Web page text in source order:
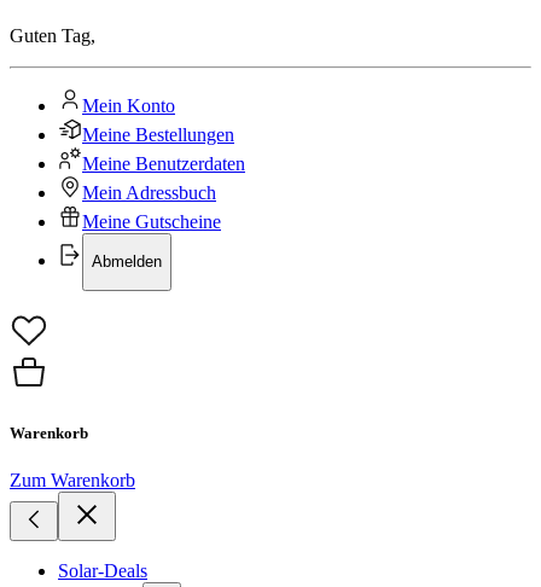
Guten Tag,
Mein Konto
Meine Bestellungen
Meine Benutzerdaten
Mein Adressbuch
Meine Gutscheine
Abmelden
Warenkorb
Zum Warenkorb
Solar-Deals